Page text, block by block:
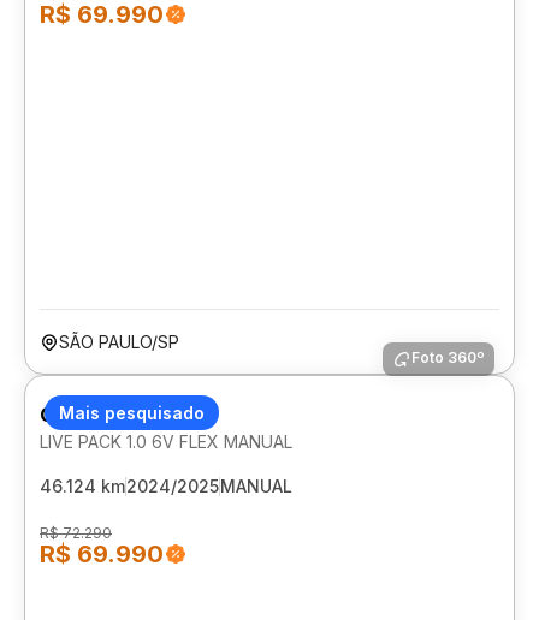
R$ 69.990
SÃO PAULO/SP
Mais pesquisado
Foto 360º
CITROEN C3
LIVE PACK 1.0 6V FLEX MANUAL
46.124 km2024/2025MANUAL
R$ 72.290
R$ 69.990